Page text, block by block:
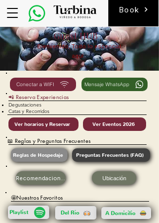
Book
Guest HUB
Bienvenido, Todo lo escencial
aquí.
Conectar a WIFI Mensaje WhatsApp
📲 Reserva Experiencias
Degustaciones
Catas y Recorridos
Ver horarios y Reservar Ver Eventos 2026
📖 Reglas y Preguntas Frecuentes
Reglas de Hospedaje Preguntas Frecuentes (FAQ)
Ubicación
🤩Nuestros Favoritos
Playlist
Del Río A Domicilio